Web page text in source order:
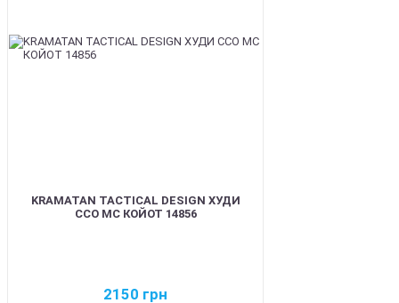
KRAMATAN TACTICAL DESIGN ХУДИ
ССО МС КОЙОТ 14856
2150 грн